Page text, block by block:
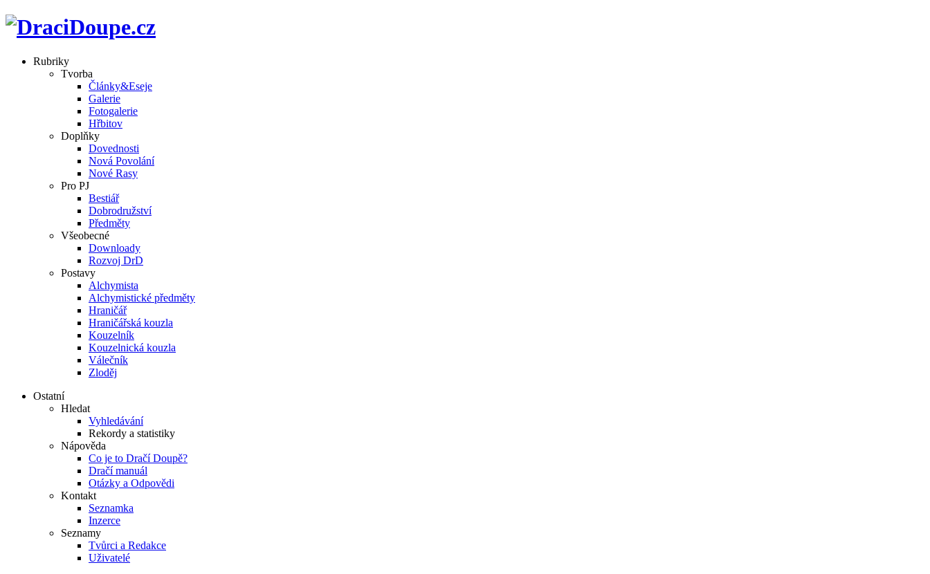
Rubriky
Tvorba
Články&Eseje
Galerie
Fotogalerie
Hřbitov
Doplňky
Dovednosti
Nová Povolání
Nové Rasy
Pro PJ
Bestiář
Dobrodružství
Předměty
Všeobecné
Downloady
Rozvoj DrD
Postavy
Alchymista
Alchymistické předměty
Hraničář
Hraničářská kouzla
Kouzelník
Kouzelnická kouzla
Válečník
Zloděj
Ostatní
Hledat
Vyhledávání
Rekordy a statistiky
Nápověda
Co je to Dračí Doupě?
Dračí manuál
Otázky a Odpovědi
Kontakt
Seznamka
Inzerce
Seznamy
Tvůrci a Redakce
Uživatelé